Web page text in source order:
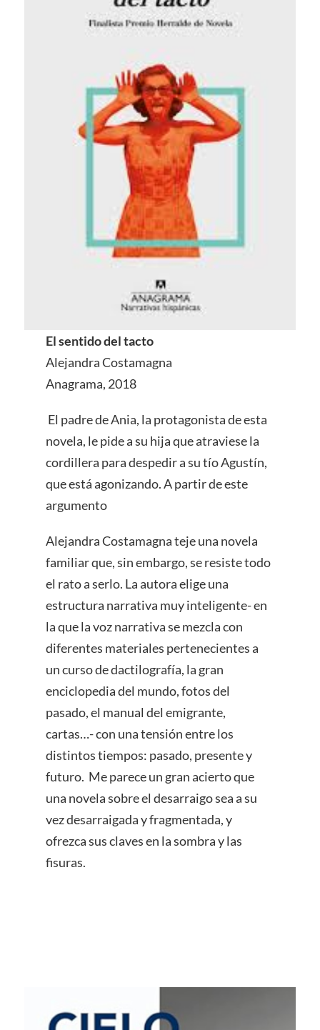
El sentido del tacto
Alejandra Costamagna
Anagrama, 2018
El padre de Ania, la protagonista de esta
novela, le pide a su hija que atraviese la
cordillera para despedir a su tío Agustín,
que está agonizando. A partir de este
argumento
Alejandra Costamagna teje una novela
familiar que, sin embargo, se resiste todo
el rato a serlo. La autora elige una
estructura narrativa muy inteligente- en
la que la voz narrativa se mezcla con
diferentes materiales pertenecientes a
un curso de dactilografía, la gran
enciclopedia del mundo, fotos del
pasado, el manual del emigrante,
cartas…- con una tensión entre los
distintos tiempos: pasado, presente y
futuro. Me parece un gran acierto que
una novela sobre el desarraigo sea a su
vez desarraigada y fragmentada, y
ofrezca sus claves en la sombra y las
fisuras.